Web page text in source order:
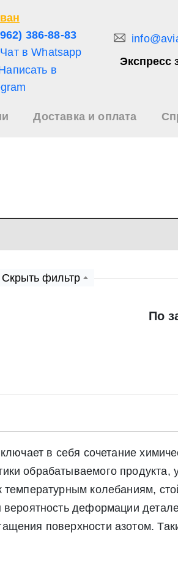
386-88-83
Чат в Whatsapp
в
Экспресс
Доставка и оплата
Скрыть фильтр
По
в себя сочетание
обрабатываемого продукта,
колебаниям,
деформации
поверхности азотом.